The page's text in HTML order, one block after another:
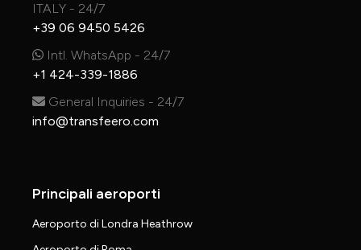
ITALY - 24/7
+39 06 9450 5426
Intl. WhatsApp - 24/7
+1 424-339-1886
General Inquiries - 24/7
info@transfeero.com
Principali aeroporti
Aeroporto di Londra Heathrow